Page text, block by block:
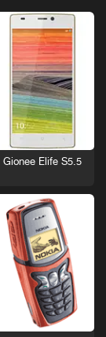
Gionee Elife S5.5